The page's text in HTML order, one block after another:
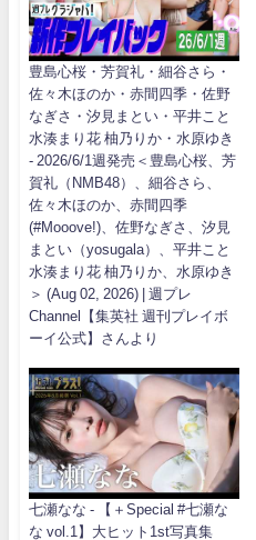
豊島心桜・芳賀礼・細谷さら・
佐々木ほのか・赤間四季・佐野
なぎさ・汐見まとい・平井こと
水湊まり花 柚乃りか・水原ゆき
- 2026/6/1週発売＜豊島心桜、芳
賀礼（NMB48）、細谷さら、
佐々木ほのか、赤間四季
(#Mooove!)、佐野なぎさ、汐見
まとい（yosugala）、平井こと
水湊まり花 柚乃りか、水原ゆき
＞ (Aug 02, 2026) | 週プレ
Channel【集英社 週刊プレイボ
ーイ公式】さんより
七瀬なな - 【＋Special #七瀬な
な vol.1】大ヒット1st写真集